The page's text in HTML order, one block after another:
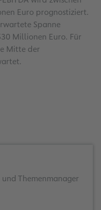
Euro prognostiziert.
Spanne
Millionen Euro. Für
Mitte der
Themenmanager